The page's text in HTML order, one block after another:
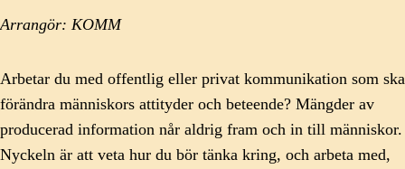
Arrangör: KOMM
Arbetar du med offentlig eller privat kommunikation som ska
förändra människors attityder och beteende? Mängder av
producerad information når aldrig fram och in till människor.
Nyckeln är att veta hur du bör tänka kring, och arbeta med,